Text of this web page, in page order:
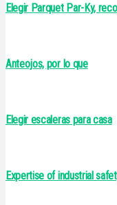
Elegir Parquet Par-Ky,
Anteojos, por lo que
Elegir escaleras para casa
Expertise of industrial